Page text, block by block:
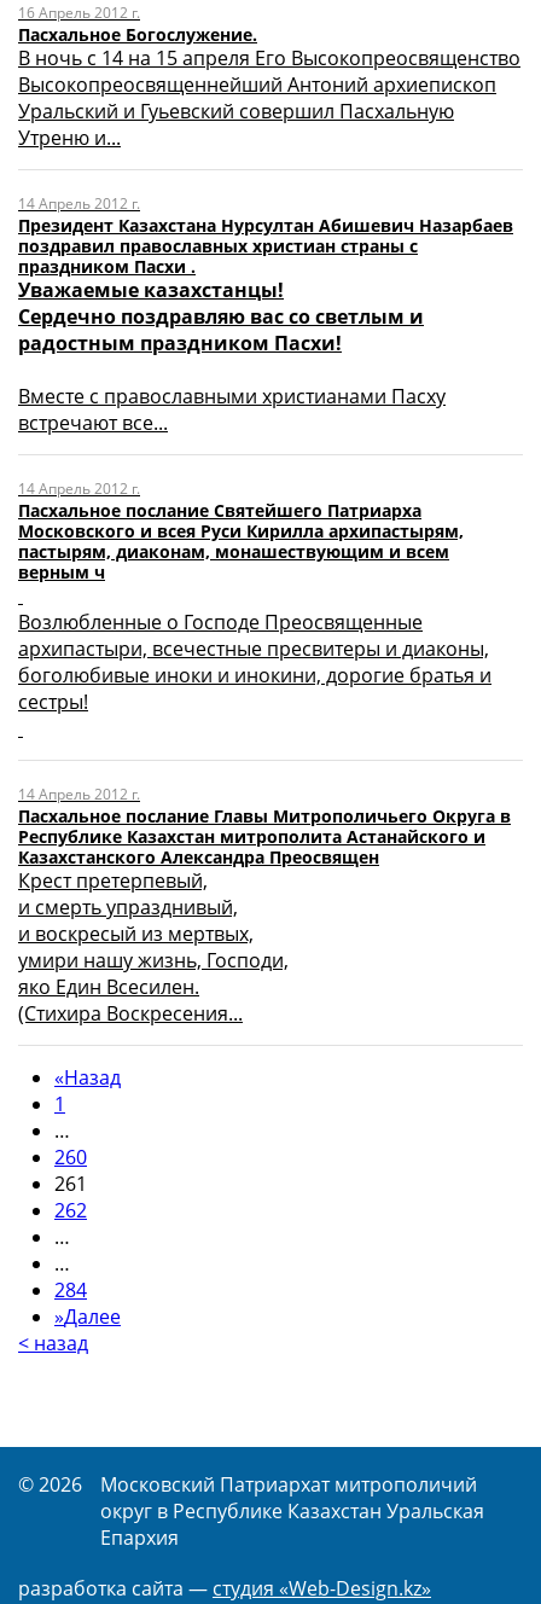
16 Апрель 2012 г.
Пасхальное Богослужение.
В ночь с 14 на 15 апреля Его Высокопреосвященство
Высокопреосвященнейший Антоний архиепископ
Уральский и Гуьевский совершил Пасхальную
Утреню и...
14 Апрель 2012 г.
Президент Казахстана Нурсултан Абишевич Назарбаев
поздравил православных христиан страны с
праздником Пасхи .
Уважаемые казахстанцы!
Сердечно поздравляю вас со светлым и
радостным праздником Пасхи!
Вместе с православными христианами Пасху
встречают все...
14 Апрель 2012 г.
Пасхальное послание Святейшего Патриарха
Московского и всея Руси Кирилла архипастырям,
пастырям, диаконам, монашествующим и всем
верным ч
Возлюбленные о Господе Преосвященные
архипастыри, всечестные пресвитеры и диаконы,
боголюбивые иноки и инокини, дорогие братья и
сестры!
14 Апрель 2012 г.
Пасхальное послание Главы Митрополичьего Округа в
Республике Казахстан митрополита Астанайского и
Казахстанского Александра Преосвящен
Крест претерпевый,
и смерть упразднивый,
и воскресый из мертвых,
умири нашу жизнь, Господи,
яко Един Всесилен.
(Стихира Воскресения...
«Назад
1
…
260
261
262
…
…
284
»Далее
< назад
© 2026
Московский Патриархат митрополичий
округ в Республике Казахстан Уральская
Епархия
разработка сайта — студия «Web-Design.kz»